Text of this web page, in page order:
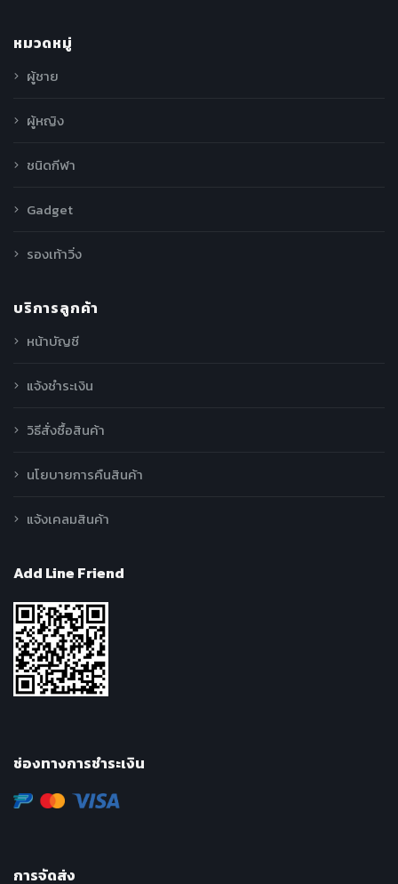
หมวดหมู่
ผู้ชาย
ผู้หญิง
ชนิดกีฬา
Gadget
รองเท้าวิ่ง
บริการลูกค้า
หน้าบัญชี
แจ้งชำระเงิน
วิธีสั่งซื้อสินค้า
นโยบายการคืนสินค้า
แจ้งเคลมสินค้า
Add Line Friend
ช่องทางการชำระเงิน
การจัดส่ง